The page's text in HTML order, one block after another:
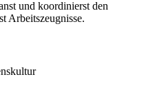
und koordinierst den
Arbeitszeugnisse.